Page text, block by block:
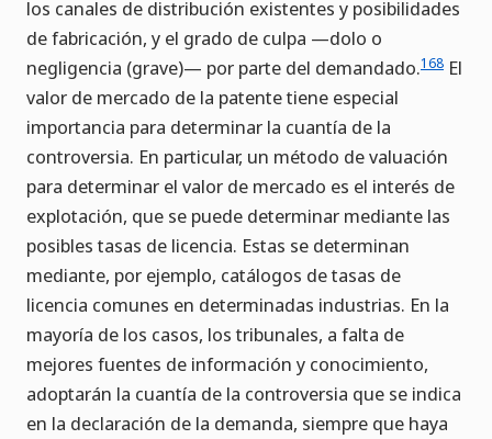
los canales de distribución existentes y posibilidades
de fabricación, y el grado de culpa —dolo o
negligencia (grave)— por parte del demandado.168 El
valor de mercado de la patente tiene especial
importancia para determinar la cuantía de la
controversia. En particular, un método de valuación
para determinar el valor de mercado es el interés de
explotación, que se puede determinar mediante las
posibles tasas de licencia. Estas se determinan
mediante, por ejemplo, catálogos de tasas de
licencia comunes en determinadas industrias. En la
mayoría de los casos, los tribunales, a falta de
mejores fuentes de información y conocimiento,
adoptarán la cuantía de la controversia que se indica
en la declaración de la demanda, siempre que haya